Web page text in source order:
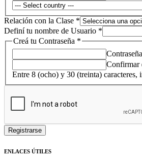
Relación con la Clase *
amarra
Creá
Correo
Definí tu nombre de Usuario *
Creá tu Contraseña *
Contraseña
Confirmar
Entre 8 (ocho) y 30 (treinta)
Registrarse
ENLACES ÚTILES